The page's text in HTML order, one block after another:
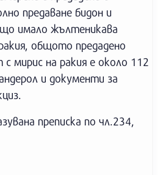
предаване бидон и
имало жълтеникава
общото предадено
мирис на ракия е около 112
и документи за
преписка по чл.234,